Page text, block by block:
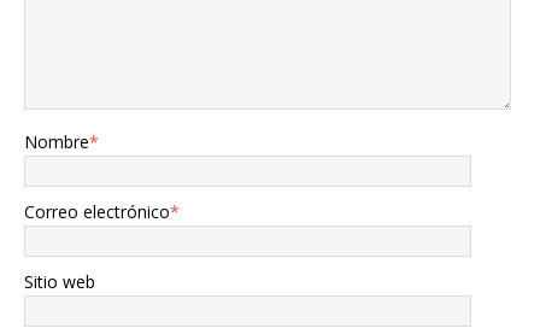
Nombre*
Correo electrónico*
Sitio web